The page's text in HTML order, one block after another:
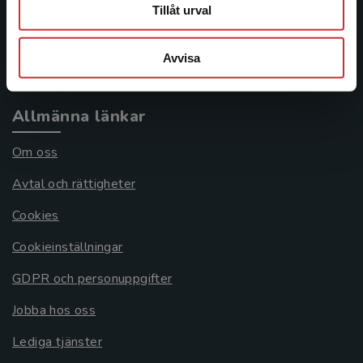
Tillåt urval
Avvisa
Köpvillkor
Allmänna länkar
Om oss
Avtal och rättigheter
Cookies
Cookieinställningar
GDPR och personuppgifter
Jobba hos oss
Lediga tjänster